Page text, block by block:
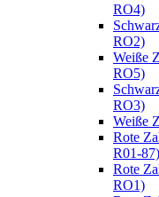
RO4)
RO2)
Weiße
RO5)
RO3)
Weiße
Rote
R01-87)
Rote
RO1)